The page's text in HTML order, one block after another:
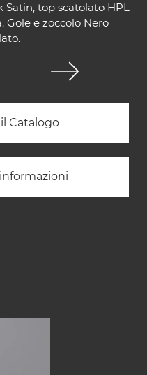
Satin, top scatolato HPL
Gole e zoccolo Nero
Catalogo